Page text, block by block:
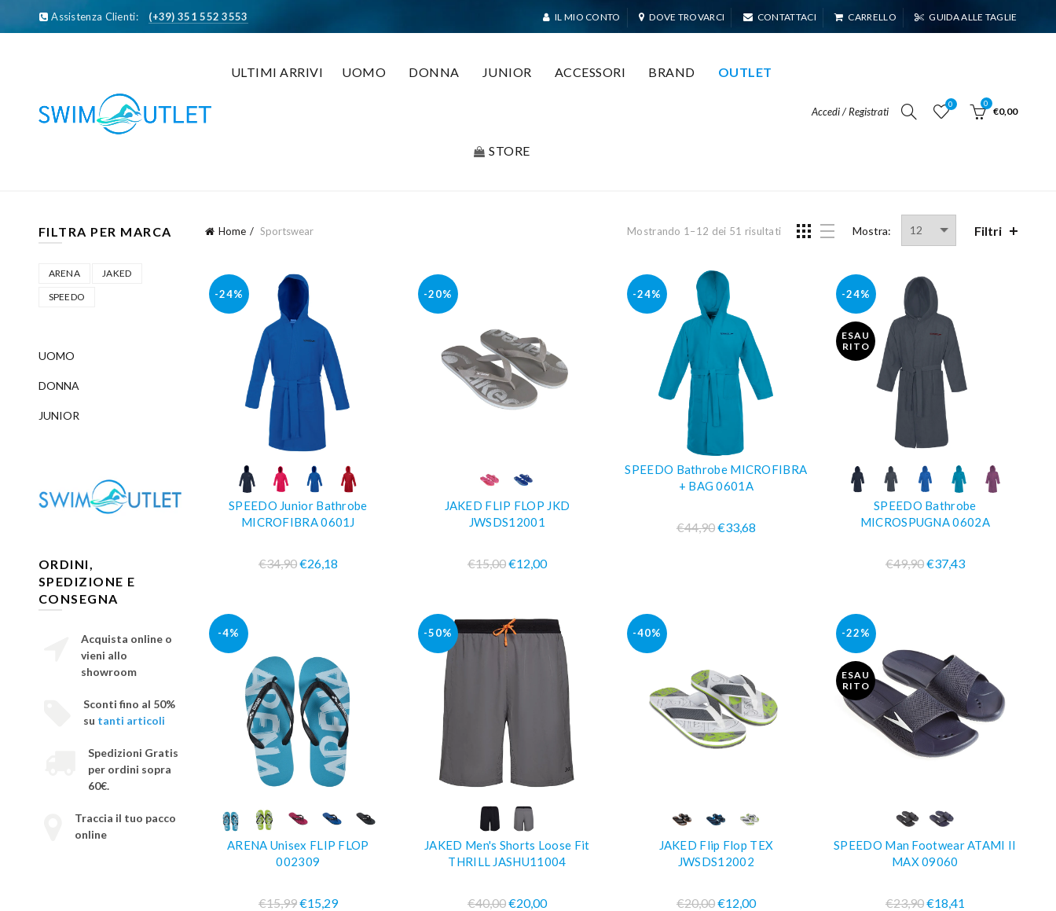
Assistenza Clienti: (+39) 351 552 3553 IL MIO CONTO DOVE TROVARCI CONTATTACI CARRELLO GUIDA ALLE TAGLIE
ULTIMI ARRIVI UOMO DONNA JUNIOR ACCESSORI BRAND OUTLET
STORE
Accedi / Registrati
0 0
€0,00
Home Sportswear Mostrando 1–12 dei 51 risultati Mostra: Filtri
-24%
COMPRA SUBITO
SPEEDO Junior Bathrobe
MICROFIBRA 0601J
€34,90€26,18
-20%
COMPRA SUBITO
JAKED FLIP FLOP JKD
JWSDS12001
€15,00€12,00
-24%
COMPRA SUBITO
SPEEDO Bathrobe MICROFIBRA
+ BAG 0601A
€44,90€33,68
-24%
ESAU
RITO
COMPRA SUBITO
SPEEDO Bathrobe
MICROSPUGNA 0602A
€49,90€37,43
-4%
COMPRA SUBITO
ARENA Unisex FLIP FLOP
002309
€15,99€15,29
-50%
COMPRA SUBITO
JAKED Men's Shorts Loose Fit
THRILL JASHU11004
€40,00€20,00
-40%
COMPRA SUBITO
JAKED Flip Flop TEX
JWSDS12002
€20,00€12,00
-22%
ESAU
RITO
COMPRA SUBITO
SPEEDO Man Footwear ATAMI II
MAX 09060
€23,90€18,41
FILTRA PER MARCA
ARENA
JAKED
SPEEDO
UOMO
DONNA
JUNIOR
ORDINI,
SPEDIZIONE E
CONSEGNA
Acquista online o
vieni allo
showroom
Sconti fino al 50%
su tanti articoli
Spedizioni Gratis
per ordini sopra
60€.
Traccia il tuo pacco
online